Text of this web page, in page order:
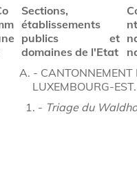
Sections,
établissements
publics et
domaines de l'Etat
A. - CANTONNEMENT
LUXEMBOURG-EST.
1. - Triage du